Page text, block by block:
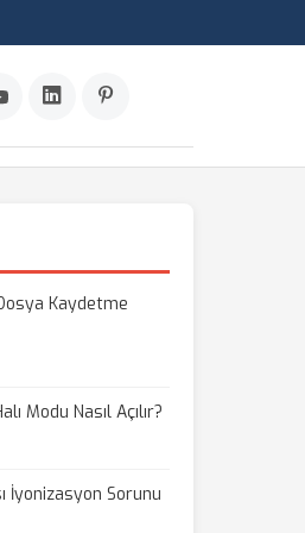
Kaydetme
Modu Nasıl Açılır?
İyonizasyon Sorunu